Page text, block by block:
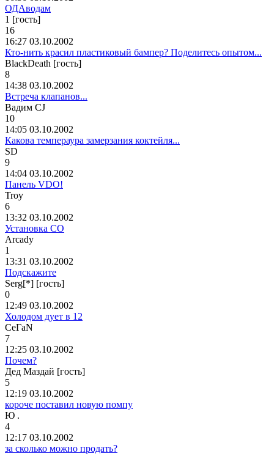
ОДАводам
1 [гость]
16
16:27 03.10.2002
Кто-нить красил пластиковый бампер? Поделитесь опытом...
BlackDeath [гость]
8
14:38 03.10.2002
Встреча клапанов...
Вадим CJ
10
14:05 03.10.2002
Какова темпераура замерзания коктейля...
SD
9
14:04 03.10.2002
Панель VDO!
Troy
6
13:32 03.10.2002
Установка СО
Arcady
1
13:31 03.10.2002
Подскажите
Serg[*] [гость]
0
12:49 03.10.2002
Холодом дует в 12
СеГаN
7
12:25 03.10.2002
Почем?
Дед Маздай [гость]
5
12:19 03.10.2002
короче поставил новую помпу
Ю .
4
12:17 03.10.2002
за сколько можно продать?